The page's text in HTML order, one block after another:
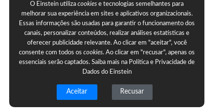
O Einstein utilizacookies e tecnologias semelhantes para
melhorar sua experiência em sites e aplicativos organizacionais.
Essas informações são usadas para garantir o funcionamento dos
canais, personalizar conteúdos, realizar análises estatísticas e
oferecer publicidade relevante. Ao clicar em "aceitar", você
consente com todos oscookies. Ao clicar em "recusar", apenas os
essenciais serão captados. Saiba mais na Política e Privacidade de
Dados do Einstein
Aceitar Recusar